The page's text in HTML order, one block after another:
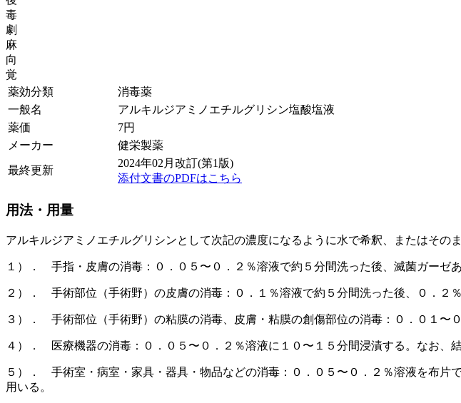
毒
劇
麻
向
覚
薬効分類
消毒薬
一般名
アルキルジアミノエチルグリシン塩酸塩液
薬価
7円
メーカー
健栄製薬
最終更新
2024年02月改訂(第1版)
添付文書のPDFはこちら
用法・用量
アルキルジアミノエチルグリシンとして次記の濃度になるように水で希釈、またはその
１）． 手指・皮膚の消毒：０．０５〜０．２％溶液で約５分間洗った後、滅菌ガーゼ
２）． 手術部位（手術野）の皮膚の消毒：０．１％溶液で約５分間洗った後、０．２％
３）． 手術部位（手術野）の粘膜の消毒、皮膚・粘膜の創傷部位の消毒：０．０１〜
４）． 医療機器の消毒：０．０５〜０．２％溶液に１０〜１５分間浸漬する。なお、
５）． 手術室・病室・家具・器具・物品などの消毒：０．０５〜０．２％溶液を布片
用いる。